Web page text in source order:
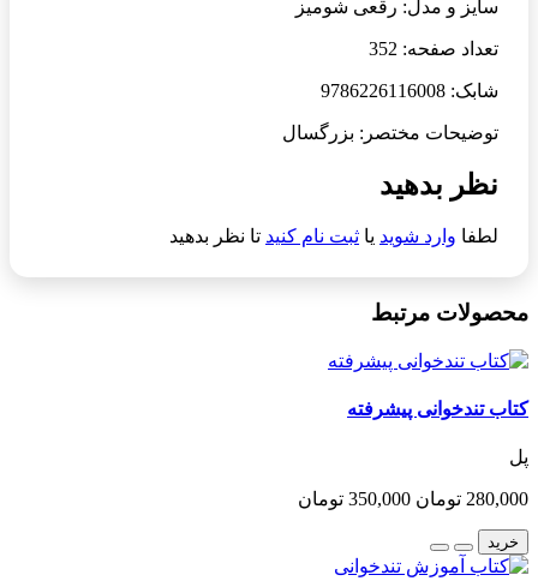
سایز و مدل: رقعی شومیز
تعداد صفحه: 352
شابک: 9786226116008
توضیحات مختصر: بزرگسال
نظر بدهید
لطفا وارد شوید یا ثبت نام کنید تا نظر بدهید
محصولات مرتبط
کتاب تندخوانی پیشرفته
پل
280,000 تومان 350,000 تومان
خرید